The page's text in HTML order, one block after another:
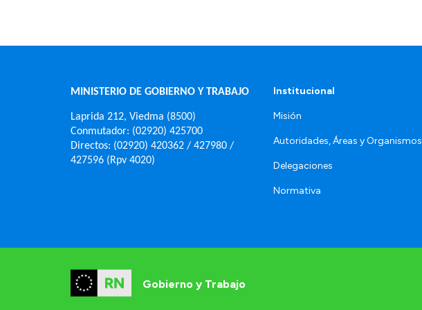
MINISTERIO DE GOBIERNO Y TRABAJO
Laprida 212, Viedma (8500)
Conmutador: (02920) 425700
Directos: (02920) 420362 / 427980 /
427596 (Rpv 4020)
Institucional
Misión
Autoridades, Áreas y Organismos
Delegaciones
Normativa
Gobierno y Trabajo